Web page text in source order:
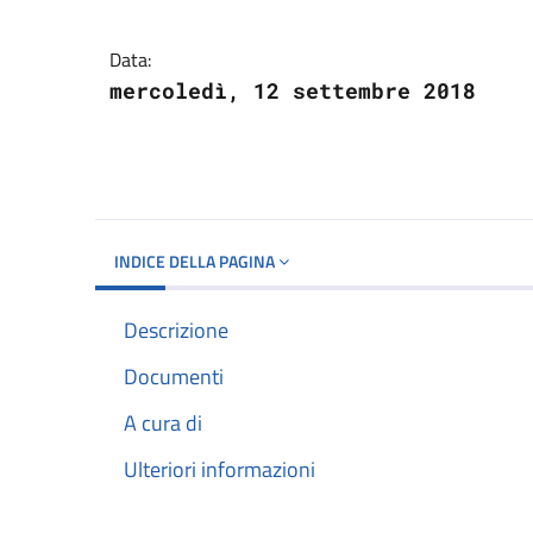
Data:
mercoledì, 12 settembre 2018
INDICE DELLA PAGINA
Descrizione
Documenti
A cura di
Ulteriori informazioni